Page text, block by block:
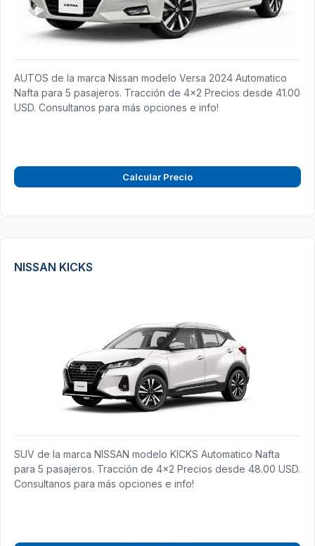
AUTOS de la marca Nissan modelo Versa 2024 Automatico
Nafta para 5 pasajeros. Tracción de 4x2 Precios desde 41.00
USD. Consultanos para más opciones e info!
Calcular Precio
NISSAN KICKS
SUV de la marca NISSAN modelo KICKS Automatico Nafta
para 5 pasajeros. Tracción de 4x2 Precios desde 48.00 USD.
Consultanos para más opciones e info!